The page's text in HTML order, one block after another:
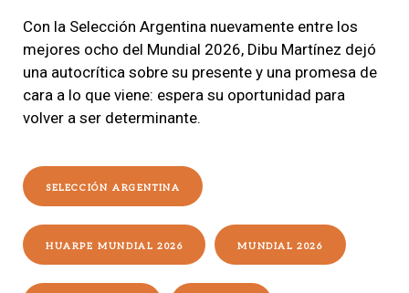
Con la Selección Argentina nuevamente entre los
mejores ocho del Mundial 2026, Dibu Martínez dejó
una autocrítica sobre su presente y una promesa de
cara a lo que viene: espera su oportunidad para
volver a ser determinante.
SELECCIÓN ARGENTINA
HUARPE MUNDIAL 2026 MUNDIAL 2026